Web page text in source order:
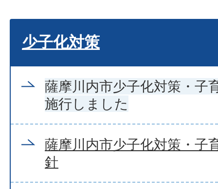
少子化対策
薩摩川内市少子化対策・子
施行しました
薩摩川内市少子化対策・子
針